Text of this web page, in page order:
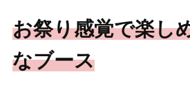
お祭り感覚で楽し
なブース